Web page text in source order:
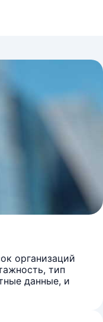
организаций
тип
данные, и